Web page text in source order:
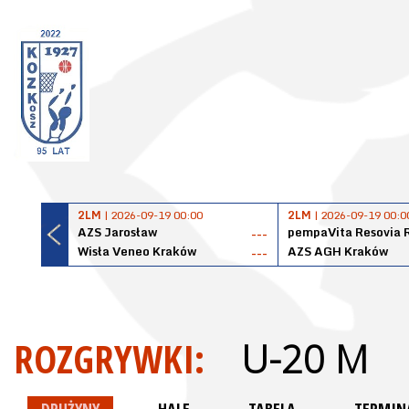
2LM | 2026-09-19 00:00
AZS Jarosław
---
Wisła Veneo Kraków
---
2LM | 2026-09-19
pempaVita Resovia
AZS AGH Kraków
ROZGRYWKI: U-20 M